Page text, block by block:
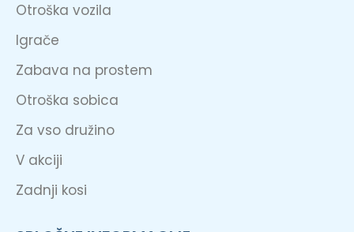
Otroška vozila
Igrače
Zabava na prostem
Otroška sobica
Za vso družino
V akciji
Zadnji kosi